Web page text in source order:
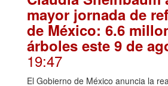
Claudia Sheinbaum
mayor jornada de
de México: 6.6
árboles este 9 de
19:47